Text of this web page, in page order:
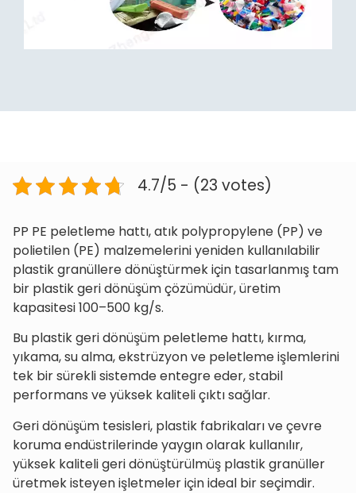
4.7/5 - (23 votes)
PP PE peletleme hattı, atık polypropylene (PP) ve
polietilen (PE) malzemelerini yeniden kullanılabilir
plastik granüllere dönüştürmek için tasarlanmış tam
bir plastik geri dönüşüm çözümüdür, üretim
kapasitesi 100–500 kg/s.
Bu plastik geri dönüşüm peletleme hattı, kırma,
yıkama, su alma, ekstrüzyon ve peletleme işlemlerini
tek bir sürekli sistemde entegre eder, stabil
performans ve yüksek kaliteli çıktı sağlar.
Geri dönüşüm tesisleri, plastik fabrikaları ve çevre
koruma endüstrilerinde yaygın olarak kullanılır,
yüksek kaliteli geri dönüştürülmüş plastik granüller
üretmek isteyen işletmeler için ideal bir seçimdir.